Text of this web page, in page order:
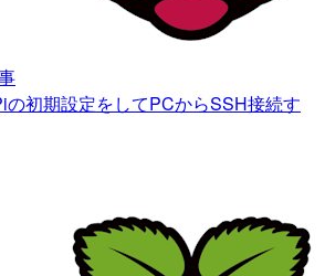
の初期設定をしてPCからSSH接続す